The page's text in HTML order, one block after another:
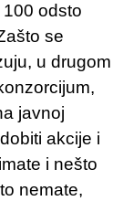
odsto
se
u drugom
javnoj
akcije i
i nešto
nemate,